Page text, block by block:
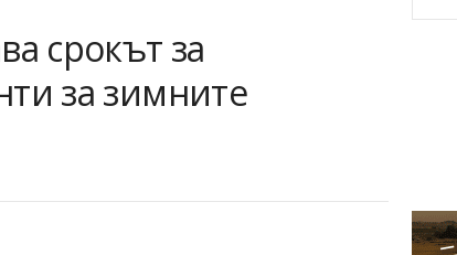
срокът за
за зимните